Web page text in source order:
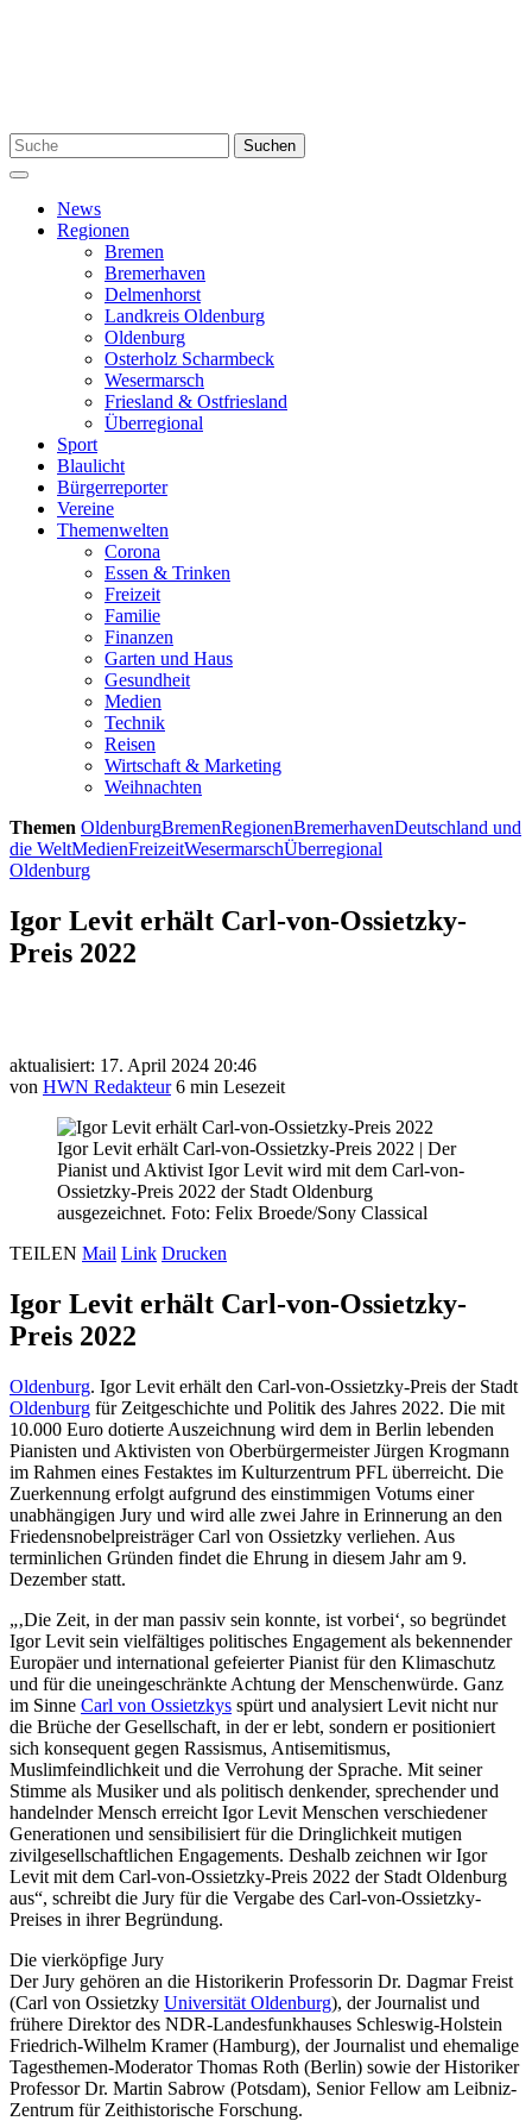
Suchen
nach:
Suchen
Menü
News
Regionen
Bremen
Bremerhaven
Delmenhorst
Landkreis Oldenburg
Oldenburg
Osterholz Scharmbeck
Wesermarsch
Friesland & Ostfriesland
Überregional
Sport
Blaulicht
Bürgerreporter
Vereine
Themenwelten
Corona
Essen & Trinken
Freizeit
Familie
Finanzen
Garten und Haus
Gesundheit
Medien
Technik
Reisen
Wirtschaft & Marketing
Weihnachten
Themen OldenburgBremenRegionenBremerhavenDeutschland und
die WeltMedienFreizeitWesermarschÜberregional
Oldenburg
Igor Levit erhält Carl-von-Ossietzky-
Preis 2022
aktualisiert: 17. April 2024 20:46
von HWN Redakteur 6 min Lesezeit
Igor Levit erhält Carl-von-Ossietzky-Preis 2022 | Der
Pianist und Aktivist Igor Levit wird mit dem Carl-von-
Ossietzky-Preis 2022 der Stadt Oldenburg
ausgezeichnet. Foto: Felix Broede/Sony Classical
TEILEN Mail Link Drucken
Igor Levit erhält Carl-von-Ossietzky-
Preis 2022
Oldenburg. Igor Levit erhält den Carl-von-Ossietzky-Preis der Stadt
Oldenburg für Zeitgeschichte und Politik des Jahres 2022. Die mit
10.000 Euro dotierte Auszeichnung wird dem in Berlin lebenden
Pianisten und Aktivisten von Oberbürgermeister Jürgen Krogmann
im Rahmen eines Festaktes im Kulturzentrum PFL überreicht. Die
Zuerkennung erfolgt aufgrund des einstimmigen Votums einer
unabhängigen Jury und wird alle zwei Jahre in Erinnerung an den
Friedensnobelpreisträger Carl von Ossietzky verliehen. Aus
terminlichen Gründen findet die Ehrung in diesem Jahr am 9.
Dezember statt.
„‚Die Zeit, in der man passiv sein konnte, ist vorbei‘, so begründet
Igor Levit sein vielfältiges politisches Engagement als bekennender
Europäer und international gefeierter Pianist für den Klimaschutz
und für die uneingeschränkte Achtung der Menschenwürde. Ganz
im Sinne Carl von Ossietzkys spürt und analysiert Levit nicht nur
die Brüche der Gesellschaft, in der er lebt, sondern er positioniert
sich konsequent gegen Rassismus, Antisemitismus,
Muslimfeindlichkeit und die Verrohung der Sprache. Mit seiner
Stimme als Musiker und als politisch denkender, sprechender und
handelnder Mensch erreicht Igor Levit Menschen verschiedener
Generationen und sensibilisiert für die Dringlichkeit mutigen
zivilgesellschaftlichen Engagements. Deshalb zeichnen wir Igor
Levit mit dem Carl-von-Ossietzky-Preis 2022 der Stadt Oldenburg
aus“, schreibt die Jury für die Vergabe des Carl-von-Ossietzky-
Preises in ihrer Begründung.
Die vierköpfige Jury
Der Jury gehören an die Historikerin Professorin Dr. Dagmar Freist
(Carl von Ossietzky Universität Oldenburg), der Journalist und
frühere Direktor des NDR-Landesfunkhauses Schleswig-Holstein
Friedrich-Wilhelm Kramer (Hamburg), der Journalist und ehemalige
Tagesthemen-Moderator Thomas Roth (Berlin) sowie der Historiker
Professor Dr. Martin Sabrow (Potsdam), Senior Fellow am Leibniz-
Zentrum für Zeithistorische Forschung.